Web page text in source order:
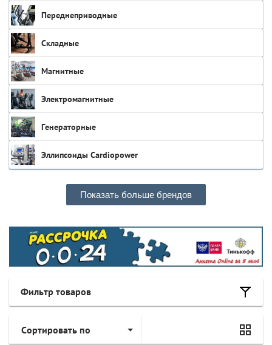
Переднеприводные
Складные
Магнитные
Электромагнитные
Генераторные
Эллипсоиды Cardiopower
Показать больше брендов
Фильтр товаров
Сортировать по